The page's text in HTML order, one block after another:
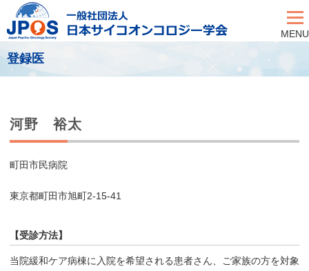
MENU
登録医
河野 裕太
町田市民病院
東京都町田市旭町2-15-41
【受診方法】
当院緩和ケア病棟に入院を希望される患者さん、ご家族の方を対象